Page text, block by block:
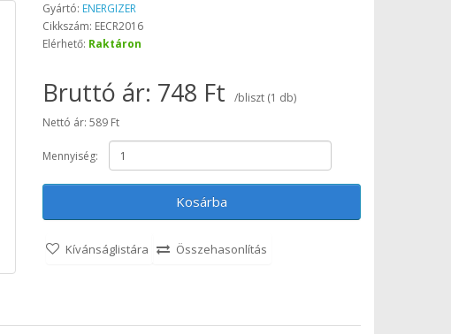
Gyártó: ENERGIZER
Cikkszám: EECR2016
Elérhető: Raktáron
Bruttó ár: 748 Ft
/bliszt (1 db)
Nettó ár: 589 Ft
Mennyiség:
Kosárba
Kívánságlistára Összehasonlítás